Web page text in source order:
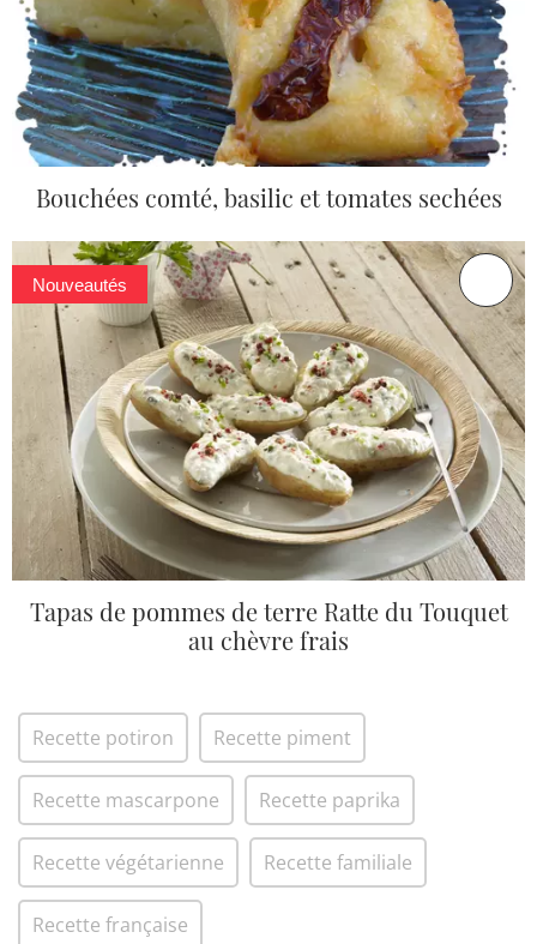
Bouchées comté, basilic et tomates sechées
Nouveautés
Tapas de pommes de terre Ratte du Touquet
au chèvre frais
Recette potiron Recette piment
Recette mascarpone Recette paprika
Recette végétarienne Recette familiale
Recette française